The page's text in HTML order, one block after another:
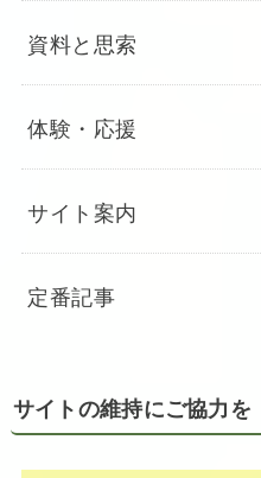
資料と思索
体験・応援
サイト案内
定番記事
サイトの維持にご協力を